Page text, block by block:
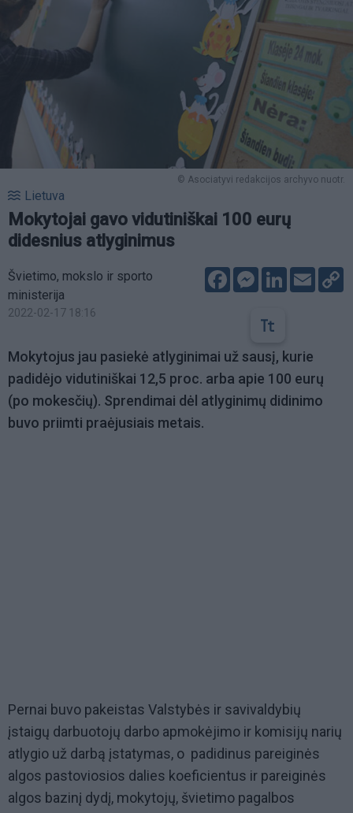
© Asociatyvi redakcijos archyvo nuotr.
Lietuva
Mokytojai gavo vidutiniškai 100 eurų
didesnius atlyginimus
Švietimo, mokslo ir sporto
ministerija
2022-02-17 18:16
FacebookMessenger
LinkedIn
Email
Mokytojus jau pasiekė atlyginimai už sausį, kurie
padidėjo vidutiniškai 12,5 proc. arba apie 100 eurų
(po mokesčių). Sprendimai dėl atlyginimų didinimo
buvo priimti praėjusiais metais.
Pernai buvo pakeistas Valstybės ir savivaldybių
įstaigų darbuotojų darbo apmokėjimo ir komisijų narių
atlygio už darbą įstatymas, o padidinus pareiginės
algos pastoviosios dalies koeficientus ir pareiginės
algos bazinį dydį, mokytojų, švietimo pagalbos